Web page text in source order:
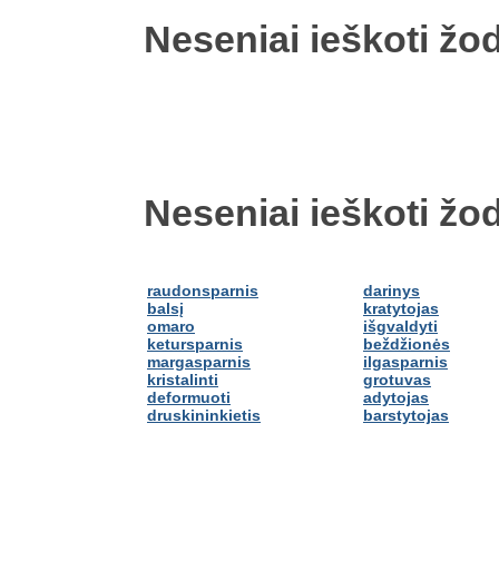
Neseniai ieškoti
Neseniai ieškoti
raudonsparnis
balsį
omaro
ketursparnis
margasparnis
kristalinti
deformuoti
druskininkietis
darinys
kratytojas
išgvaldyti
beždžionės
ilgasparnis
grotuvas
adytojas
barstytojas